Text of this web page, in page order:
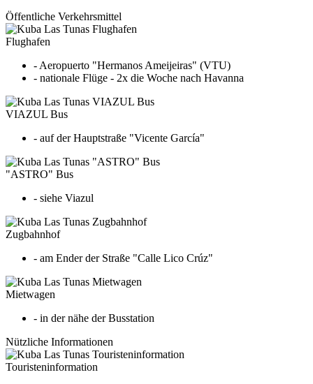
Öffentliche Verkehrsmittel
Flughafen
- Aeropuerto "Hermanos Ameijeiras" (VTU)
- nationale Flüge - 2x die Woche nach Havanna
VIAZUL Bus
- auf der Hauptstraße "Vicente García"
"ASTRO" Bus
- siehe Viazul
Zugbahnhof
- am Ender der Straße "Calle Lico Crúz"
Mietwagen
- in der nähe der Busstation
Nützliche Informationen
Touristeninformation